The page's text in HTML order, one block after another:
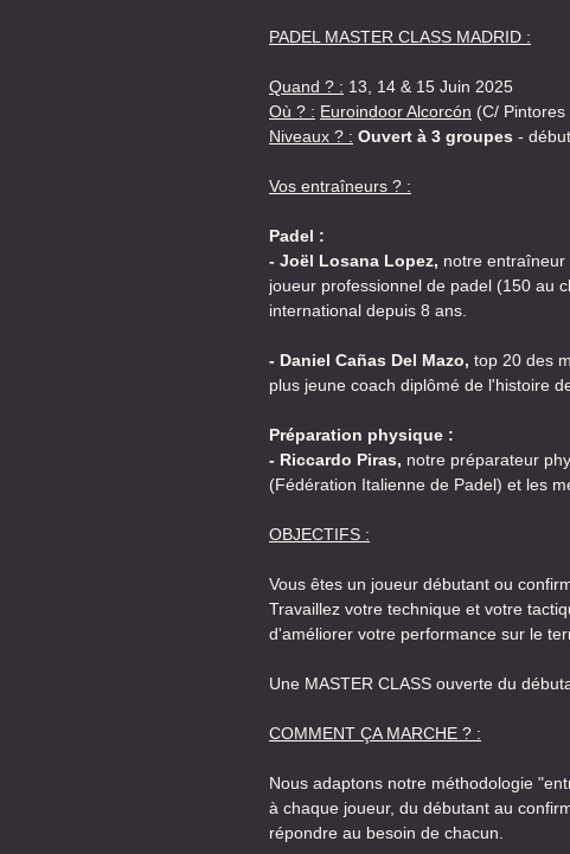
PADEL MASTER CLASS MADRID :
Quand ? : 13, 14 & 15 Juin 2025
Où ? : Euroindoor Alcorcón (C/
Niveaux ? : Ouvert à 3 groupes -
Vos entraîneurs ? :
Padel :
- Joël Losana Lopez, notre entraîneur
joueur professionnel de padel (150 au
international depuis 8 ans.
- Daniel Cañas Del Mazo, top 20 des
plus jeune coach diplômé de l'histoire
Préparation physique :
- Riccardo Piras, notre préparateur
(Fédération Italienne de Padel) et les
OBJECTIFS :
Vous êtes un joueur débutant ou
Travaillez votre technique et votre
d'améliorer votre performance sur le
Une MASTER CLASS ouverte du
COMMENT ÇA MARCHE ? :
Nous adaptons notre méthodologie
à chaque joueur, du débutant au
répondre au besoin de chacun.